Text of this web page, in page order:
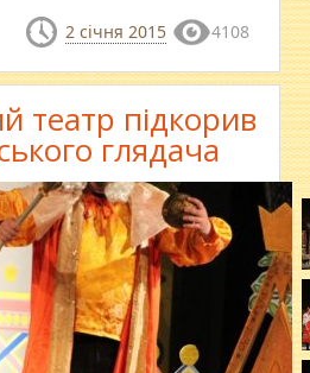
2 січня 2015 4108
театр підкорив
глядача